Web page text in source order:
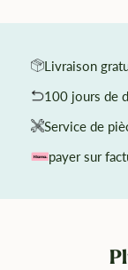
Livraison
100 jours de
Service de
payer sur